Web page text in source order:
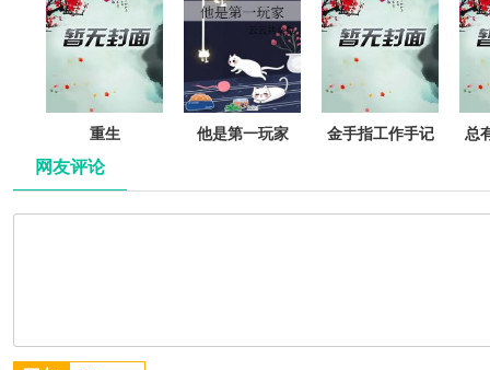
重生 他是第一玩家
金手指工作手记
总
网友评论